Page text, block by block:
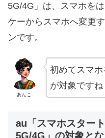
5G/4G」は、スマホを
ケーからスマホへ変更
ンです。
あんこ
初めてスマ
が対象ですね
au「スマホスター
5G/4G」の対象とな